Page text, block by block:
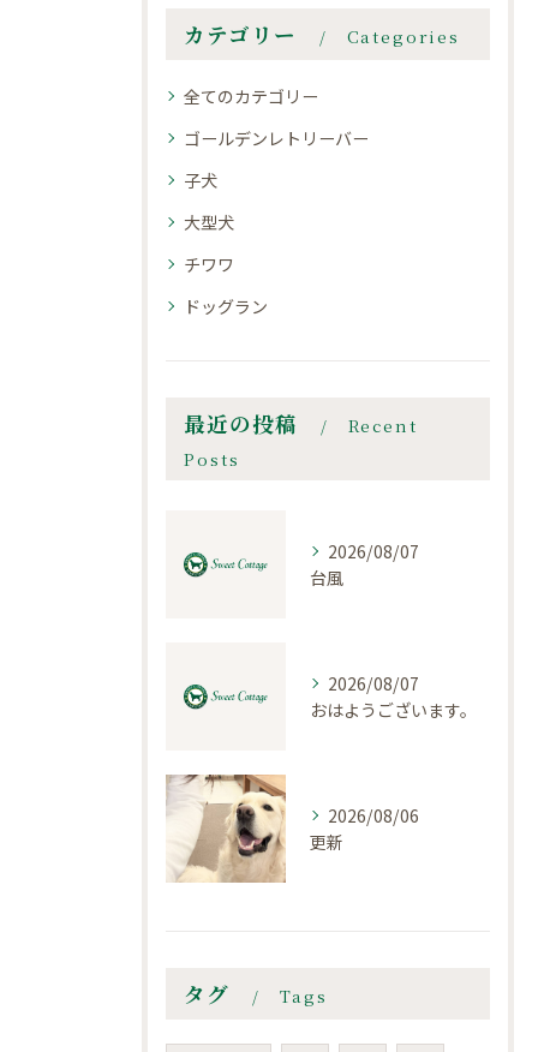
カテゴリー Categories
全てのカテゴリー
ゴールデンレトリーバー
子犬
大型犬
チワワ
ドッグラン
最近の投稿
Recent
Posts
2026/08/07
台風
2026/08/07
おはようございます。
2026/08/06
更新
タグ Tags